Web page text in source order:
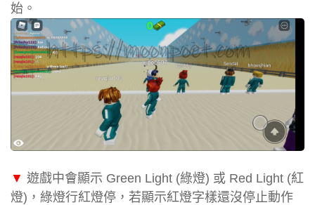
始。
▼ 遊戲中會顯示 Green Light (綠燈) 或 Red Light (紅
燈)，綠燈行紅燈停，若顯示紅燈字樣還沒停止動作